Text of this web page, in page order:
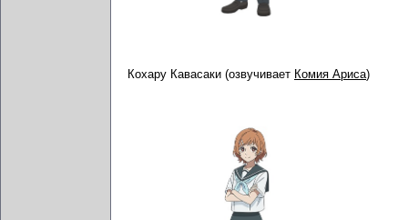
Кохару Кавасаки (озвучивает Комия Ариса)